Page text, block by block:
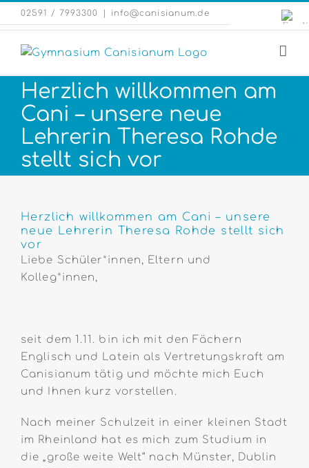
Zum
Inhalt
springen
02591 / 7993300 info@canisianum.de
Herzlich willkommen am
Cani – unsere neue
Lehrerin Theresa Rohde
stellt sich vor
grösseres
Bild
Herzlich willkommen am Cani – unsere
neue Lehrerin Theresa Rohde stellt sich
vor
Liebe Schüler*innen, Eltern und
Kolleg*innen,
seit dem 1.11. bin ich mit den Fächern
Englisch und Latein als Vertretungskraft am
Canisianum tätig und möchte mich Euch
und Ihnen kurz vorstellen.
Nach meiner Schulzeit in einer kleinen Stadt
im Rheinland hat es mich zum Studium in
die „große weite Welt“ nach Münster, Dublin